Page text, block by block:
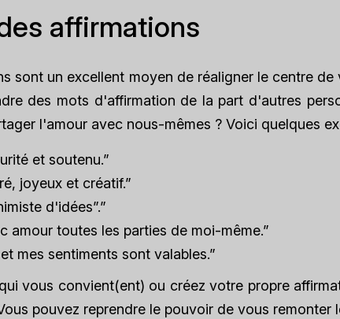
affirmations
sont un excellent moyen de réaligner le centre
des mots d'affirmation de la part d'autres
l'amour avec nous-mêmes ? Voici quelques
et soutenu.”
joyeux et créatif.”
d'idées”.”
amour toutes les parties de moi-même.”
mes sentiments sont valables.”
vous convient(ent) ou créez votre propre
pouvez reprendre le pouvoir de vous remonter